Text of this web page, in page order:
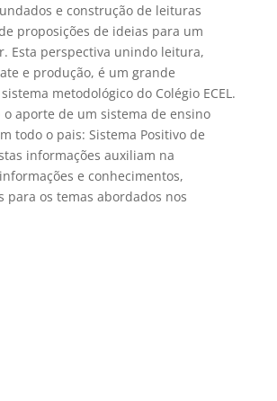
e construção de leituras
proposições de ideias para um
Esta perspectiva unindo leitura,
e produção, é um grande
metodológico do Colégio ECEL.
o aporte de um sistema de ensino
todo o pais: Sistema Positivo de
informações auxiliam na
e conhecimentos,
para os temas abordados nos